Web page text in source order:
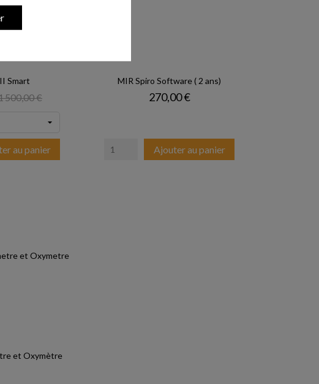
Smart
de base
500,00 €
au panier
MIR Spiro Software ( 2 ans)
Prix
270,00 €
Ajouter au panier
et Oxymètre